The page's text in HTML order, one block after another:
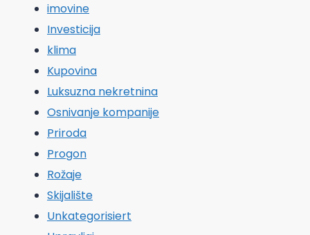
imovine
Investicija
klima
Kupovina
Luksuzna nekretnina
Osnivanje kompanije
Priroda
Progon
Rožaje
Skijalište
Unkategorisiert